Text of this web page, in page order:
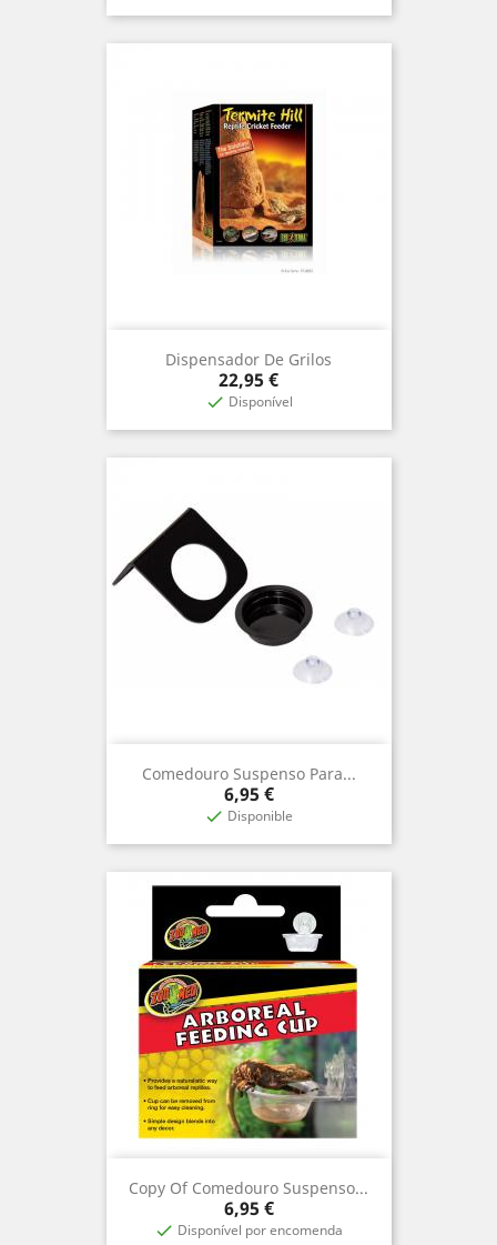
Dispensador De Grilos
Prix
22,95 €
 Disponível
Comedouro Suspenso Para...
Prix
6,95 €
 Disponible
Copy Of Comedouro Suspenso...
Prix
6,95 €
 Disponível por encomenda